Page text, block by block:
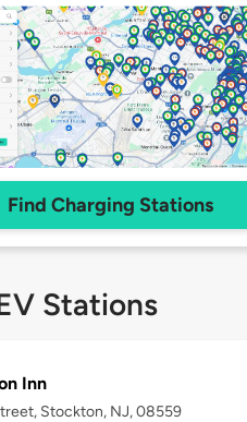
Find Charging Stations
Stations
Inn
Stockton, NJ, 08559